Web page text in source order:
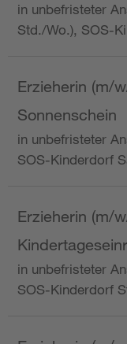
in unbefristeter
Std./Wo.), SOS-
Erzieherin (m/
Sonnenschein
in unbefristeter
SOS-Kinderdorf
Erzieherin (m/
in unbefristeter
SOS-Kinderdorf